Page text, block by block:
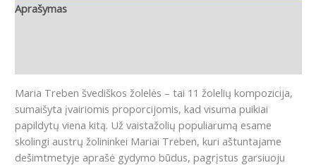
Aprašymas
Maria Treben švediškos žolelės – tai 11 žolelių kompozicija,
sumaišyta įvairiomis proporcijomis, kad visuma puikiai
papildytų viena kitą. Už vaistažolių populiarumą esame
skolingi austrų žolininkei Mariai Treben, kuri aštuntajame
dešimtmetyje aprašė gydymo būdus, pagrįstus garsiuoju